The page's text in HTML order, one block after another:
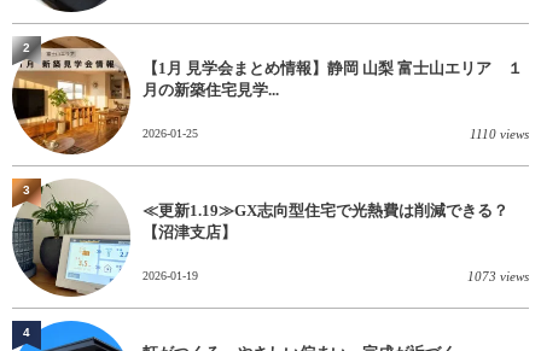
【1月 見学会まとめ情報】静岡 山梨 富士山エリア １
月の新築住宅見学...
2026-01-25 1110 views
2
≪更新1.19≫GX志向型住宅で光熱費は削減できる？
【沼津支店】
2026-01-19 1073 views
3
4